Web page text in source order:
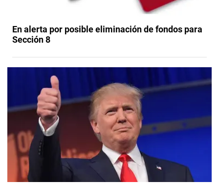
En alerta por posible eliminación de fondos para
Sección 8